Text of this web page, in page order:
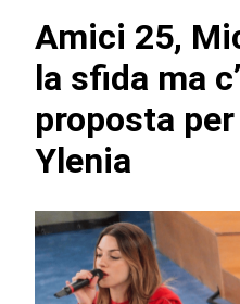
Amici 25,
la sfida ma
proposta
Ylenia